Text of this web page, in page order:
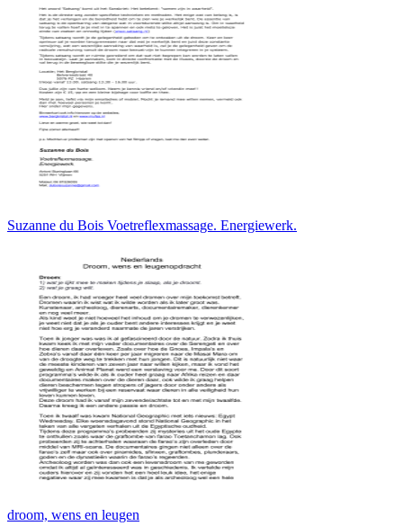
Suzanne du Bois Voetreflexmassage. Energiewerk.
droom, wens en leugen